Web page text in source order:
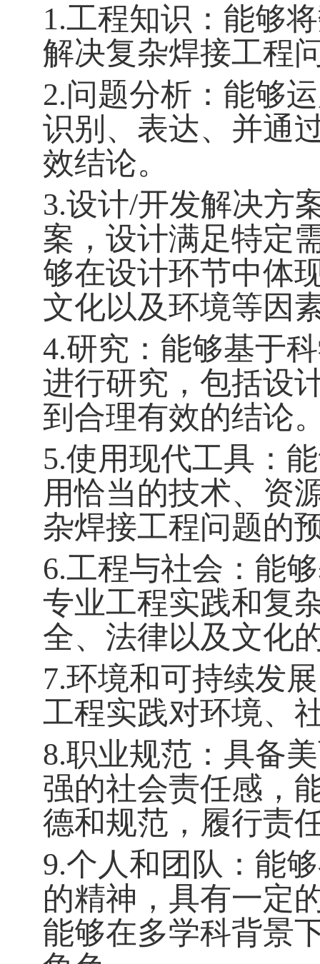
1.工程知识：能够
解决复杂焊接工程
2.问题分析：能够
识别、表达、并通
效结论。
3.设计/开发解决方
案，设计满足特定
够在设计环节中体
文化以及环境等因
4.研究：能够基于
进行研究，包括设
到合理有效的结论
5.使用现代工具：
用恰当的技术、资
杂焊接工程问题的
6.工程与社会：能
专业工程实践和复
全、法律以及文化
7.环境和可持续发
工程实践对环境、
8.职业规范：具备
强的社会责任感，
德和规范，履行责
9.个人和团队：能
的精神，具有一定
能够在多学科背景